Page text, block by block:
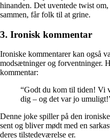
hinanden. Det uventede twist
sammen, får folk til at grine.
3. Ironisk kommentar
Ironiske kommentarer kan også
modsætninger og forventninger.
kommentar:
“Godt du kom til tiden! Vi
dig – og det var jo
Denne joke spiller på den
sent og bliver mødt med en
deres tilstedeværelse er.